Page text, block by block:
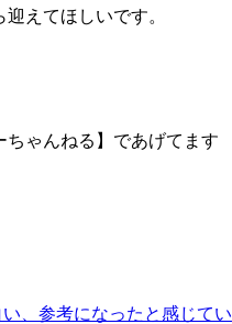
えてほしいです。
ゃんねる】であげてます
、参考になったと感じてい